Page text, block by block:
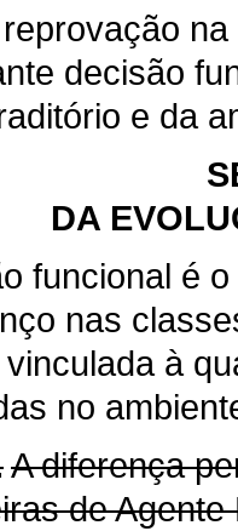
decisão
e da
DA
funcional é
nas
à
no
A diferença
de